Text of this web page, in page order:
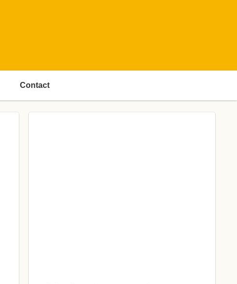
Contact